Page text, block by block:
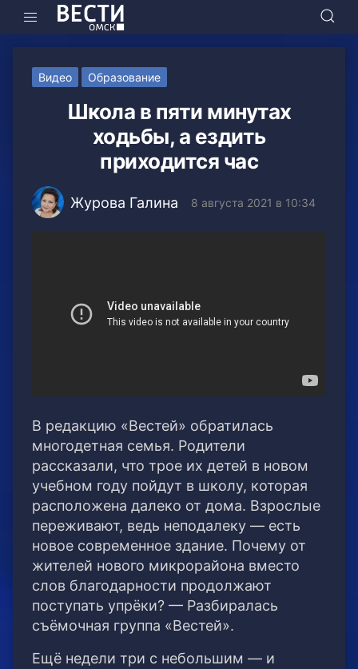
Видео Образование
Школа в пяти минутах
ходьбы, а ездить
приходится час
Журова Галина 8 августа 2021 в 10:34
В редакцию «Вестей» обратилась
многодетная семья. Родители
рассказали, что трое их детей в новом
учебном году пойдут в школу, которая
расположена далеко от дома. Взрослые
переживают, ведь неподалеку — есть
новое современное здание. Почему от
жителей нового микрорайона вместо
слов благодарности продолжают
поступать упрёки? — Разбиралась
съёмочная группа «Вестей».
Ещё недели три с небольшим — и